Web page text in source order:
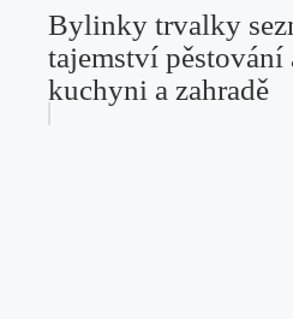
Bylinky trvalky
tajemství
kuchyni a zahradě